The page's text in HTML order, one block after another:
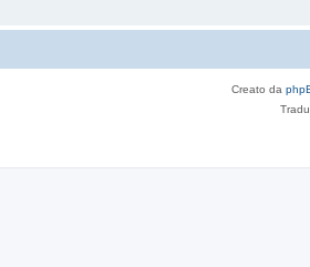
Creato da